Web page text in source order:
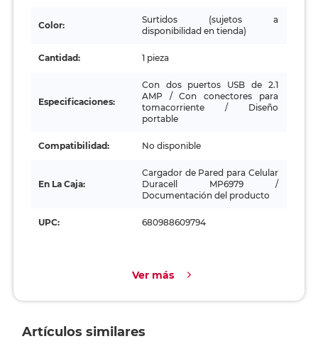
Color:
Surtidos (sujetos a
disponibilidad en tienda)
Cantidad: 1 pieza
Especificaciones:
Con dos puertos USB de 2.1
AMP / Con conectores para
tomacorriente / Diseño
portable
Compatibilidad: No disponible
En La Caja:
Cargador de Pared para Celular
Duracell MP6979 /
Documentación del producto
UPC: 680988609794
Ver más
Artículos similares